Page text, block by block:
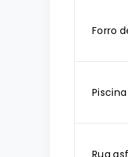
Forro
Piscina
Rua